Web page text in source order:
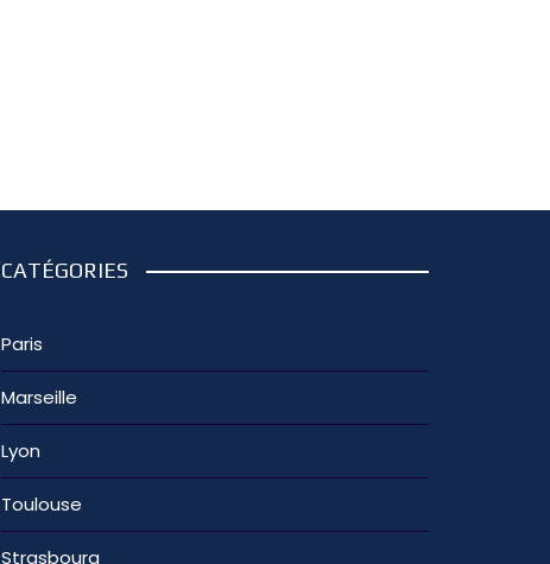
CATÉGORIES
Paris
Marseille
Lyon
Toulouse
Strasbourg